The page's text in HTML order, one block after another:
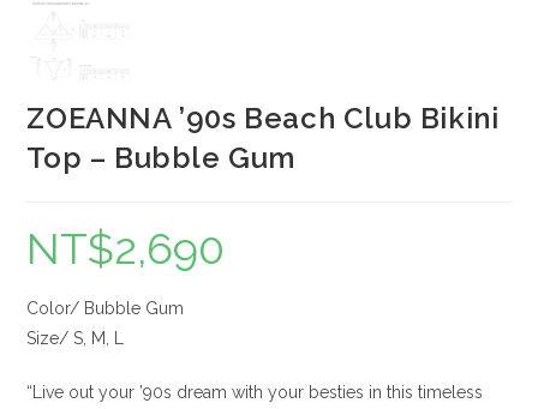
ZOEANNA ’90s Beach Club Bikini
Top – Bubble Gum
NT$2,690
Color/ Bubble Gum
Size/ S, M, L
“Live out your ’90s dream with your besties in this timeless